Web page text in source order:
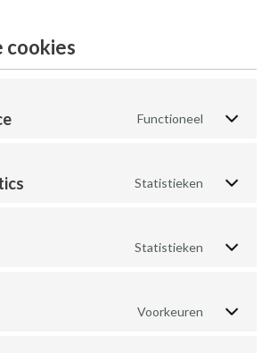
cookies
Functioneel
Statistieken
Statistieken
Voorkeuren